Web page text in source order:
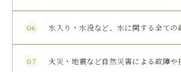
06 水入り・水没など、水に関する全ての
07 火災・地震など自然災害による故障や